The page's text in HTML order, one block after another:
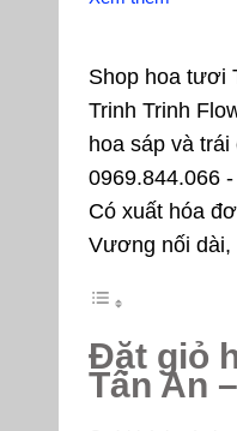
Shop hoa tươi
Trinh Trinh
hoa sáp và trái
0969.844.066
Có xuất hóa
Vương nối dài,
Đặt giỏ
Tân An